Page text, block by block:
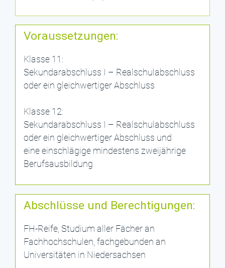
Voraussetzungen:
Klasse 11:
Sekundarabschluss I – Realschulabschluss
oder ein gleichwertiger Abschluss
Klasse 12:
Sekundarabschluss I – Realschulabschluss
oder ein gleichwertiger Abschluss und
eine einschlägige mindestens zweijährige
Berufsausbildung
Abschlüsse und Berechtigungen:
FH-Reife, Studium aller Fächer an
Fachhochschulen, fachgebunden an
Universitäten in Niedersachsen